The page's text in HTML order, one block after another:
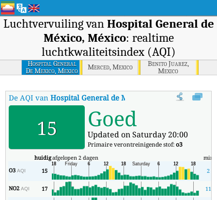
Luchtvervuiling van Hospital General de
México, México: realtime
luchtkwaliteitsindex (AQI)
Hospital General
De Mexico, Mexico
Merced, Mexico
Benito Juarez,
Mexico
De AQI vanHospital General de México, México :De realtime
15 Goed
Updated on Saturday 20:00
Primaire verontreinigende stof:o3
huidigafgelopen 2 dagen min
O3AQI 15 2
NO2AQI 17 11